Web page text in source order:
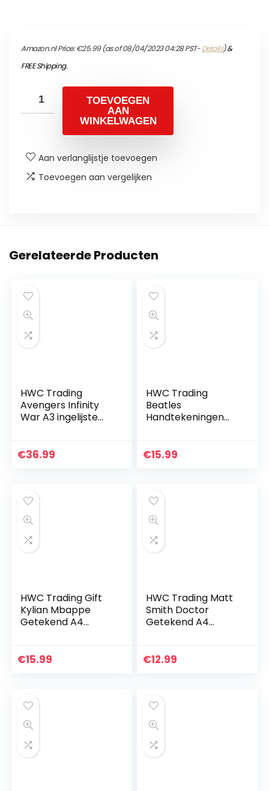
Amazon.nl Price:€25.99(as of 08/04/2023 04:28 PST-Details)&
FREE Shipping.
TOEVOEGEN
AAN
WINKELWAGEN
Aan verlanglijstje toevoegen
Toevoegen aan vergelijken
Gerelateerde Producten
HWC Trading
Avengers Infinity
War A3 ingelijste
handtekening
€36.99
HWC Trading
Beatles
Handtekeningen
Paul Mccartney
€15.99
HWC Trading Gift
Kylian Mbappe
Getekend A4
Paris Saint-
€15.99
HWC Trading Matt
Smith Doctor
Getekend A4
Beeldadvertenties
€12.99